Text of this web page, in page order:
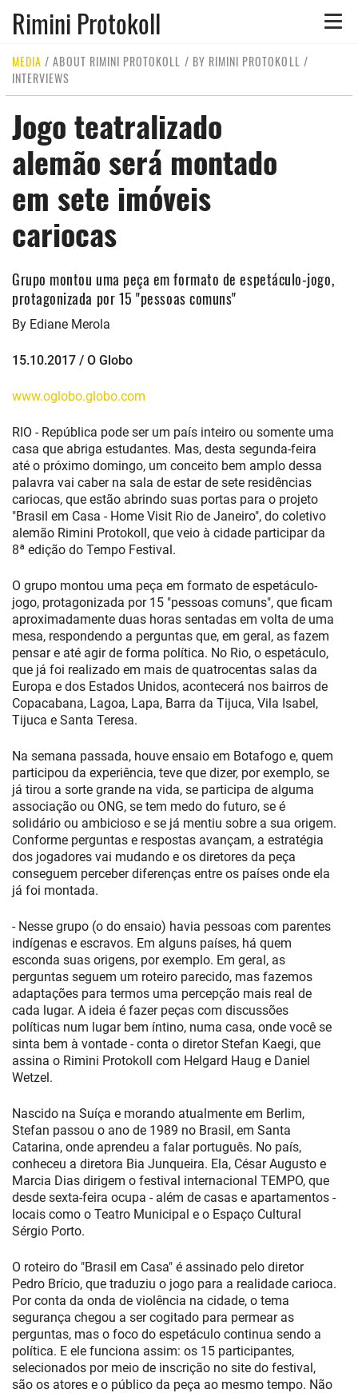
Toggle
Rimini Protokoll
MEDIA /ABOUT RIMINI PROTOKOLL / BY RIMINI PROTOKOLL /
INTERVIEWS
Jogo teatralizado
alemão será montado
em sete imóveis
cariocas
Grupo montou uma peça em formato de espetáculo-jogo,
protagonizada por 15 "pessoas comuns"
By Ediane Merola
15.10.2017 / O Globo
www.oglobo.globo.com
RIO - República pode ser um país inteiro ou somente uma
casa que abriga estudantes. Mas, desta segunda-feira
até o próximo domingo, um conceito bem amplo dessa
palavra vai caber na sala de estar de sete residências
cariocas, que estão abrindo suas portas para o projeto
"Brasil em Casa - Home Visit Rio de Janeiro", do coletivo
alemão Rimini Protokoll, que veio à cidade participar da
8ª edição do Tempo Festival.
O grupo montou uma peça em formato de espetáculo-
jogo, protagonizada por 15 "pessoas comuns", que ficam
aproximadamente duas horas sentadas em volta de uma
mesa, respondendo a perguntas que, em geral, as fazem
pensar e até agir de forma política. No Rio, o espetáculo,
que já foi realizado em mais de quatrocentas salas da
Europa e dos Estados Unidos, acontecerá nos bairros de
Copacabana, Lagoa, Lapa, Barra da Tijuca, Vila Isabel,
Tijuca e Santa Teresa.
Na semana passada, houve ensaio em Botafogo e, quem
participou da experiência, teve que dizer, por exemplo, se
já tirou a sorte grande na vida, se participa de alguma
associação ou ONG, se tem medo do futuro, se é
solidário ou ambicioso e se já mentiu sobre a sua origem.
Conforme perguntas e respostas avançam, a estratégia
dos jogadores vai mudando e os diretores da peça
conseguem perceber diferenças entre os países onde ela
já foi montada.
- Nesse grupo (o do ensaio) havia pessoas com parentes
indígenas e escravos. Em alguns países, há quem
esconda suas origens, por exemplo. Em geral, as
perguntas seguem um roteiro parecido, mas fazemos
adaptações para termos uma percepção mais real de
cada lugar. A ideia é fazer peças com discussões
políticas num lugar bem íntino, numa casa, onde você se
sinta bem à vontade - conta o diretor Stefan Kaegi, que
assina o Rimini Protokoll com Helgard Haug e Daniel
Wetzel.
Nascido na Suíça e morando atualmente em Berlim,
Stefan passou o ano de 1989 no Brasil, em Santa
Catarina, onde aprendeu a falar português. No país,
conheceu a diretora Bia Junqueira. Ela, César Augusto e
Marcia Dias dirigem o festival internacional TEMPO, que
desde sexta-feira ocupa - além de casas e apartamentos -
locais como o Teatro Municipal e o Espaço Cultural
Sérgio Porto.
O roteiro do "Brasil em Casa" é assinado pelo diretor
Pedro Brício, que traduziu o jogo para a realidade carioca.
Por conta da onda de violência na cidade, o tema
segurança chegou a ser cogitado para permear as
perguntas, mas o foco do espetáculo continua sendo a
política. E ele funciona assim: os 15 participantes,
selecionados por meio de inscrição no site do festival,
são os atores e o público da peça ao mesmo tempo. Não